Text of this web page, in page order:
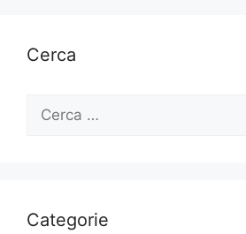
Cerca
Ricerca
Categorie